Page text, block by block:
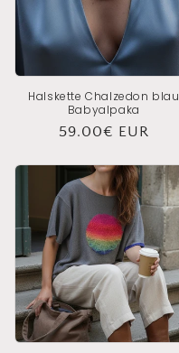
Halskette Chalzedon blau
Babyalpaka
Normaler
59.00€ EUR